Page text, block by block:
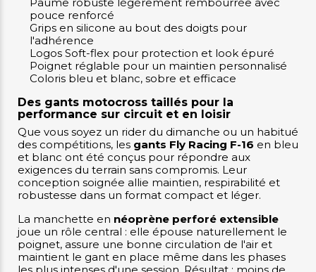
Paume robuste légèrement rembourrée avec
pouce renforcé
Grips en silicone au bout des doigts pour
l'adhérence
Logos Soft-flex pour protection et look épuré
Poignet réglable pour un maintien personnalisé
Coloris bleu et blanc, sobre et efficace
Des gants motocross taillés pour la
performance sur circuit et en loisir
Que vous soyez un rider du dimanche ou un habitué
des compétitions, les gants Fly Racing F-16 en bleu
et blanc ont été conçus pour répondre aux
exigences du terrain sans compromis. Leur
conception soignée allie maintien, respirabilité et
robustesse dans un format compact et léger.
La manchette en néoprène perforé extensible
joue un rôle central : elle épouse naturellement le
poignet, assure une bonne circulation de l'air et
maintient le gant en place même dans les phases